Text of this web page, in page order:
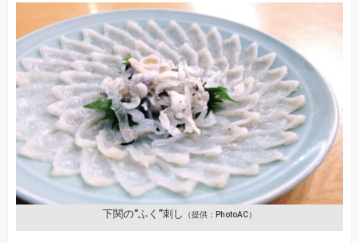
下関の“ふく”刺し （提供：PhotoAC）